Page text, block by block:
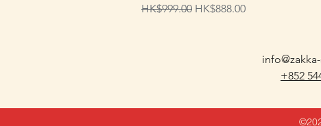
一般價格
HK$999.00 促銷價格
HK$888.00
+852